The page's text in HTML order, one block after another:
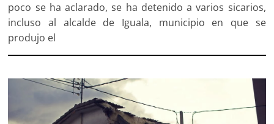
poco se ha aclarado, se ha detenido a varios sicarios,
incluso al alcalde de Iguala, municipio en que se
produjo el